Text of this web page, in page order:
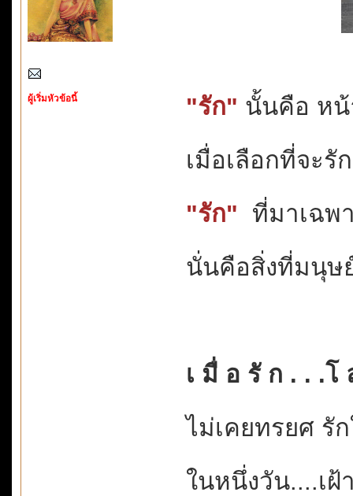
ผู้เริ่มหัวข้อนี้ "รัก" นั้นคือ ห
เมื่อเลือกที่จะ
"รัก" ที่มาเฉพ
นั่นคือสิ่งที่มนุษ
เ มื่ อ รั ก . . .
ไม่เคยทรยศ รั
ในหนึ่งวัน....เฝ้